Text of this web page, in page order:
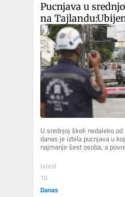
Pucnjava u
na
najmanje šest
osumnjičen
učenik
U srednjoj školi nedaleko
danas je izbila pucnjava u
najmanje šest osoba, a
saopštila je policija. Za...
latest
10
Danas